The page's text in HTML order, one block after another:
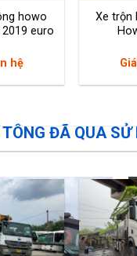
howo
euro
hệ
Xe trộn
ĐÃ QUA SỬ